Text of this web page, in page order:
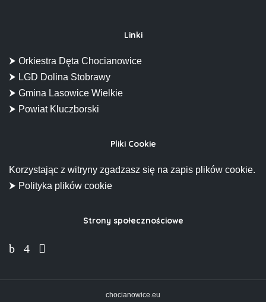
Linki
⮞ Orkiestra Dęta Chocianowice
⮞ LGD Dolina Stobrawy
⮞ Gmina Lasowice Wielkie
⮞ Powiat Kluczborski
Pliki Cookie
Korzystając z witryny zgadzasz się na zapis plików cookie.
⮞ Polityka plików cookie
Strony społecznościowe
chocianowice.eu